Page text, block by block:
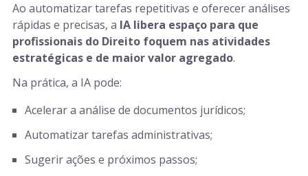
Ao automatizar tarefas repetitivas e oferecer análises
rápidas e precisas, a IA libera espaço para que
profissionais do Direito foquem nas atividades
estratégicas e de maior valor agregado.
Na prática, a IA pode:
Acelerar a análise de documentos jurídicos;
Automatizar tarefas administrativas;
Sugerir ações e próximos passos;